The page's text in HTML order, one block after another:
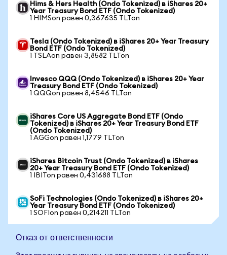
Hims & Hers Health (Ondo Tokenized) в iShares 20+
Year Treasury Bond ETF (Ondo Tokenized)
1 HIMSon равен 0,367635 TLTon
Tesla (Ondo Tokenized) в iShares 20+ Year Treasury
Bond ETF (Ondo Tokenized)
1 TSLAon равен 3,8582 TLTon
Invesco QQQ (Ondo Tokenized) в iShares 20+ Year
Treasury Bond ETF (Ondo Tokenized)
1 QQQon равен 8,4546 TLTon
iShares Core US Aggregate Bond ETF (Ondo
Tokenized) в iShares 20+ Year Treasury Bond ETF
(Ondo Tokenized)
1 AGGon равен 1,1779 TLTon
iShares Bitcoin Trust (Ondo Tokenized) в iShares
20+ Year Treasury Bond ETF (Ondo Tokenized)
1 IBITon равен 0,431688 TLTon
SoFi Technologies (Ondo Tokenized) в iShares 20+
Year Treasury Bond ETF (Ondo Tokenized)
1 SOFIon равен 0,214211 TLTon
Отказ от ответственности